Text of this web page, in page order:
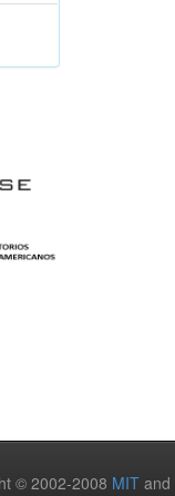
© 2002-2008 MIT and